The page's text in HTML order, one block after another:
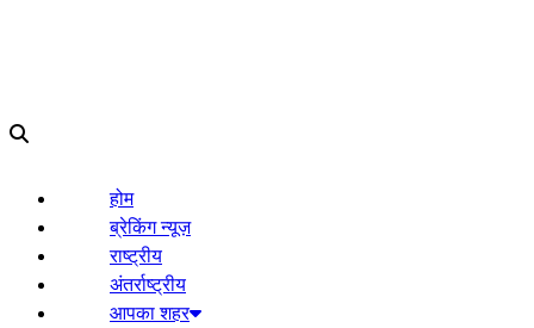
होम
ब्रेकिंग न्यूज़
राष्ट्रीय
अंतर्राष्ट्रीय
आपका शहर